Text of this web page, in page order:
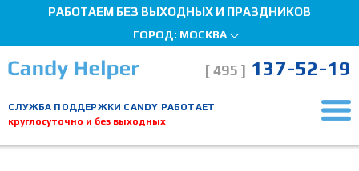
РАБОТАЕМ БЕЗ ВЫХОДНЫХ И ПРАЗДНИКОВ
ГОРОД: МОСКВА
СЛУЖБА ПОДДЕРЖКИ CANDY РАБОТАЕТ
круглосуточно и без выходных
[ 495 ] 137-52-19